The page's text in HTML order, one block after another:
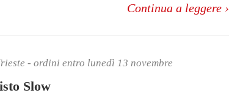
Continua a leggere ›
- ordini entro lunedì 13 novembre
Slow